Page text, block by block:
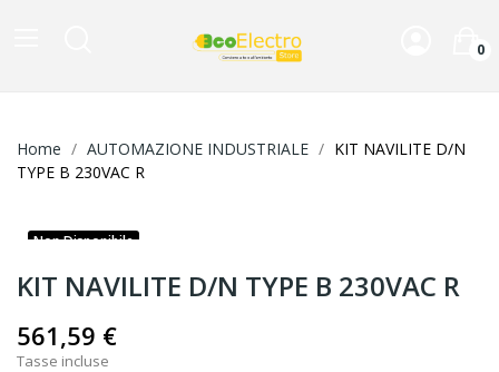
0
Home AUTOMAZIONE INDUSTRIALE
KIT NAVILITE D/N
TYPE B 230VAC R
Non Disponibile
KIT NAVILITE D/N TYPE B 230VAC R
561,59 €
Tasse incluse